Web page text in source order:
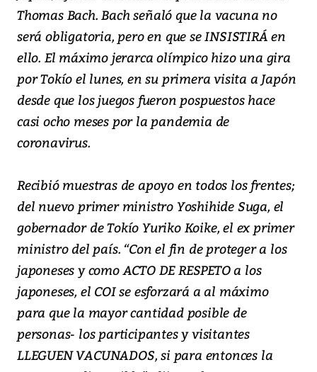
Thomas Bach. Bach señaló que la vacuna no
será obligatoria, pero en que se INSISTIRÁ en
ello. El máximo jerarca olímpico hizo una gira
por Tokío el lunes, en su primera visita a Japón
desde que los juegos fueron pospuestos hace
casi ocho meses por la pandemia de
coronavirus.
Recibió muestras de apoyo en todos los frentes;
del nuevo primer ministro Yoshihide Suga, el
gobernador de Tokío Yuriko Koike, el ex primer
ministro del país. “Con el fin de proteger a los
japoneses y como ACTO DE RESPETO a los
japoneses, el COI se esforzará a al máximo
para que la mayor cantidad posible de
personas- los participantes y visitantes
LLEGUEN VACUNADOS, si para entonces la